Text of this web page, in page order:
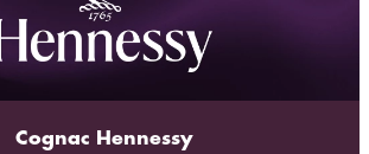
Cognac Hennessy